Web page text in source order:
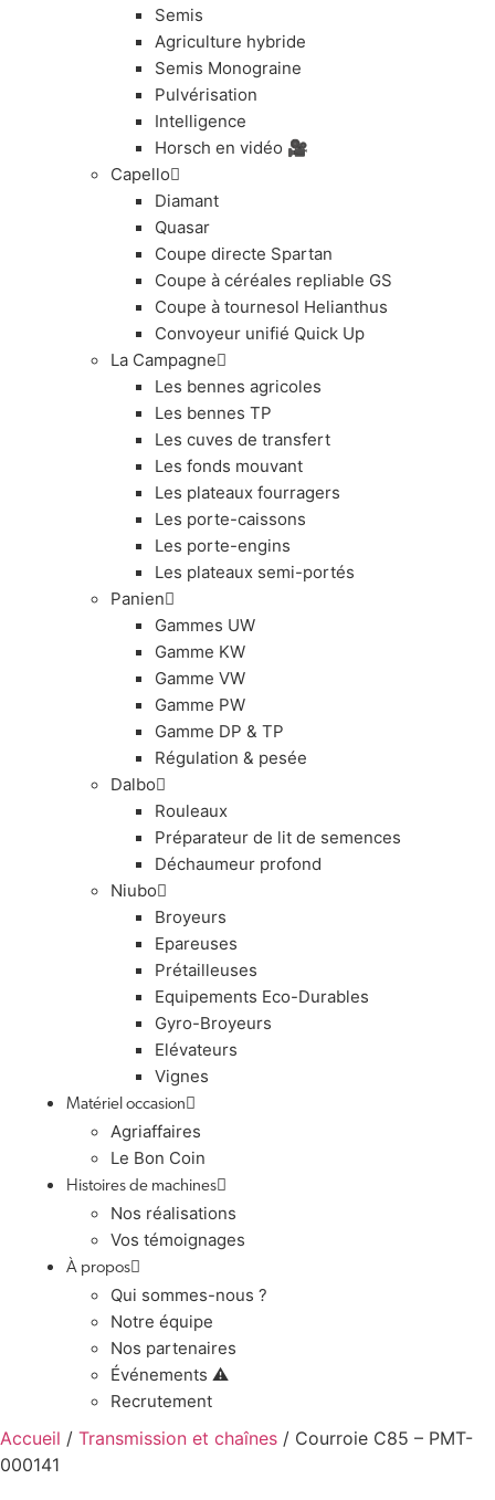
Semis
Agriculture hybride
Semis Monograine
Pulvérisation
Intelligence
Horsch en vidéo 🎥
Capello
Diamant
Quasar
Coupe directe Spartan
Coupe à céréales repliable GS
Coupe à tournesol Helianthus
Convoyeur unifié Quick Up
La Campagne
Les bennes agricoles
Les bennes TP
Les cuves de transfert
Les fonds mouvant
Les plateaux fourragers
Les porte-caissons
Les porte-engins
Les plateaux semi-portés
Panien
Gammes UW
Gamme KW
Gamme VW
Gamme PW
Gamme DP & TP
Régulation & pesée
Dalbo
Rouleaux
Préparateur de lit de semences
Déchaumeur profond
Niubo
Broyeurs
Epareuses
Prétailleuses
Equipements Eco-Durables
Gyro-Broyeurs
Elévateurs
Vignes
Matériel occasion
Agriaffaires
Le Bon Coin
Histoires de machines
Nos réalisations
Vos témoignages
À propos
Qui sommes-nous ?
Notre équipe
Nos partenaires
Événements ⚠️
Recrutement
Accueil / Transmission et chaînes / Courroie C85 – PMT-
000141